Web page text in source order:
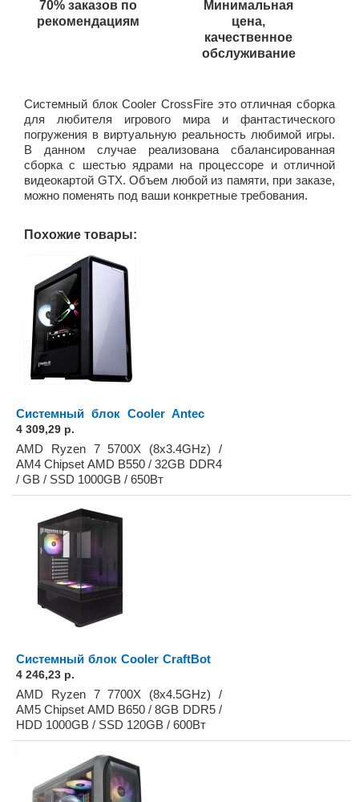
70% заказов по
рекомендациям
Минимальная
цена,
качественное
обслуживание
Системный блок Cooler CrossFire это отличная сборка
для любителя игрового мира и фантастического
погружения в виртуальную реальность любимой игры.
В данном случае реализована сбалансированная
сборка с шестью ядрами на процессоре и отличной
видеокартой GTX. Объем любой из памяти, при заказе,
можно поменять под ваши конкретные требования.
Похожие товары:
Системный блок Cooler Antec
4 309,29 р.
AMD Ryzen 7 5700X (8x3.4GHz) /
AM4 Chipset AMD B550 / 32GB DDR4
/ GB / SSD 1000GB / 650Вт
Системный блок Cooler CraftBot
4 246,23 р.
AMD Ryzen 7 7700X (8x4.5GHz) /
AM5 Chipset AMD B650 / 8GB DDR5 /
HDD 1000GB / SSD 120GB / 600Вт